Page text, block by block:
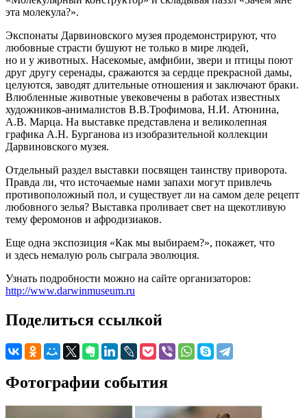
эта молекула?».
Экспонаты Дарвиновского музея продемонстрируют, что
любовные страсти бушуют не только в мире людей,
но и у животных. Насекомые, амфибии, звери и птицы поют
друг другу серенады, сражаются за сердце прекрасной дамы,
целуются, заводят длительные отношения и заключают браки.
Влюбленные животные увековечены в работах известных
художников-анималистов В.В.Трофимова, Н.И. Атюнина,
А.В. Марца. На выставке представлена и великолепная
графика А.Н. Бурганова из изобразительной коллекции
Дарвиновского музея.
Отдельный раздел выставки посвящен таинству приворота.
Правда ли, что источаемые нами запахи могут привлечь
противоположный пол, и существует ли на самом деле рецепт
любовного зелья? Выставка проливает свет на щекотливую
тему феромонов и афродизиаков.
Еще одна экспозиция «Как мы выбираем?», покажет, что
и здесь немалую роль сыграла эволюция.
Узнать подробности можно на сайте организаторов:
http://www.darwinmuseum.ru
Поделиться ссылкой
Фотографии события